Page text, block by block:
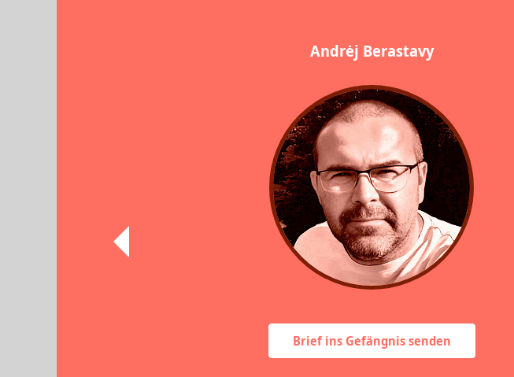
Andrėj Berastavy
Brief ins Gefängnis senden